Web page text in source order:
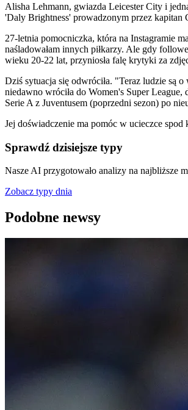
Alisha Lehmann, gwiazda Leicester City i
'Daly Brightness' prowadzonym przez kapitan
27-letnia pomocniczka, która na Instagramie
naśladowałam innych piłkarzy. Ale gdy
wieku 20-22 lat, przyniosła falę krytyki za
Dziś sytuacja się odwróciła. "Teraz ludzie są
niedawno wróciła do Women's Super
Serie A z Juventusem (poprzedni sezon) po
Jej doświadczenie ma pomóc w ucieczce
Sprawdź dzisiejsze typy
Nasze AI przygotowało analizy na najbliższe
Zobacz typy dnia
Podobne newsy